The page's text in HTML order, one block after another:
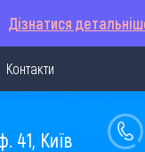
Дізнатися
Контакти
41, Київ